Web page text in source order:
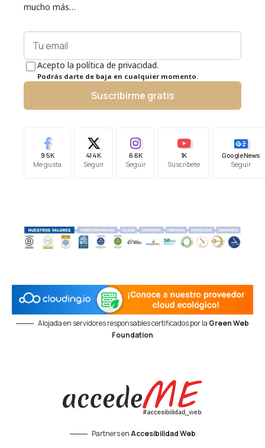
mucho más…
Acepto la política de privacidad.
Podrás darte de baja en cualquier momento.
Suscribirme gratis
9.5K
Me gusta
41.4K
Seguir
6.6K
Seguir
1K
Suscríbete
Google News
Seguir
Alojada en servidores responsables certificados por la Green Web
Foundation
Partners enAccesibilidad Web